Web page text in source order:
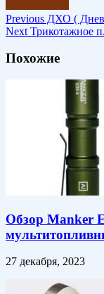
Previous ДХО (
Next Трикотажное
Похожие
Обзор Manker
27 декабря, 2023